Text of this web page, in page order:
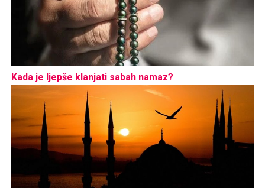
Kada je ljepše klanjati sabah namaz?